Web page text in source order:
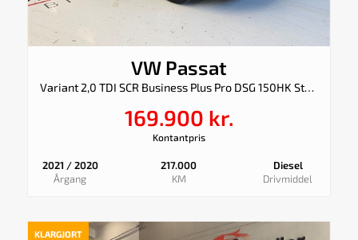
VW Passat
Variant 2,0 TDI SCR Business Plus Pro DSG 150HK Stc 7g Aut.
169.900 kr.
Kontantpris
2021 / 2020
Årgang
217.000
KM
Diesel
Drivmiddel
KLARGJORT